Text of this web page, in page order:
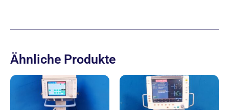
Ähnliche Produkte